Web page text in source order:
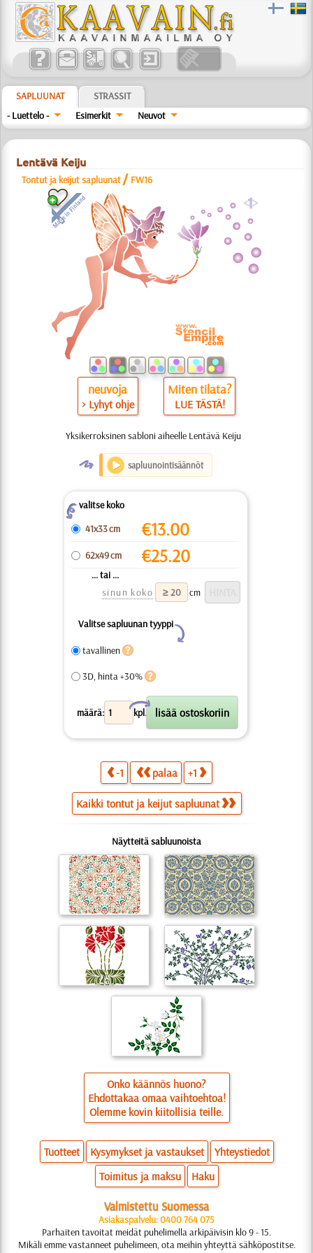
SAPLUUNAT
STRASSIT
- Luettelo -
Esimerkit Neuvot
Lentävä Keiju
Tontut ja keijut sapluunat / FW16
a
neuvoja
> Lyhyt ohje
Miten tilata?
LUE TÄSTÄ!
Yksikerroksinen sabloni aiheelle Lentävä Keiju
O sapluunointisäännöt
Zvalitse koko
41x33 cm
€13.00
62x49 cm €25.20
... tai ...
sinun koko
cm
Valitse sapluunan tyyppi
Y
tavallinen
3D, hinta +30%
määrä: kpl.
X
-1 palaa +1
Kaikki tontut ja keijut sapluunat
Näytteitä sabluunoista
Onko käännös huono?
Ehdottakaa omaa vaihtoehtoa!
Olemme kovin kiitollisia teille.
Tuotteet Kysymykset ja vastaukset
Yhteystiedot
Toimitus ja maksu
Haku
Valmistettu Suomessa
Asiakaspalvelu: 0400 764 075
Parhaiten tavoitat meidät puhelimella arkipäivisin klo 9 - 15.
Mikäli emme vastanneet puhelimeen, ota meihin yhteyttä sähköpostitse.